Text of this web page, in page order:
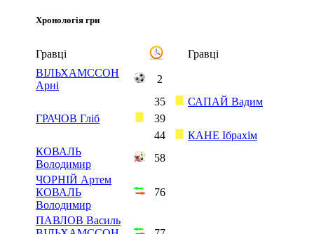
Хронологія гри
Гравці
Гравці
ВІЛЬХАМССОН
Арні
2
35
САПАЙ Вадим
ГРАЧОВ Гліб
39
44
КАНЕ Ібрахім
КОВАЛЬ
Володимир
58
ЧОРНІЙ Артем
КОВАЛЬ
Володимир
76
ПАВЛОВ Василь